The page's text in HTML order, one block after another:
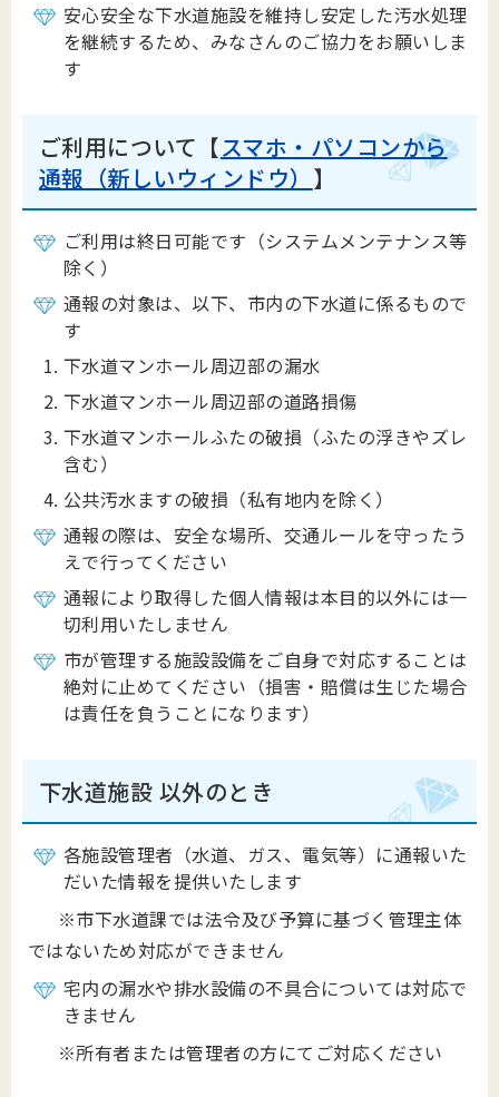
安心安全な下水道施設を維持し安定した汚水処理
を継続するため、みなさんのご協力をお願いしま
す
ご利用について【スマホ・パソコンから
通報（新しいウィンドウ） 】
ご利用は終日可能です（システムメンテナンス等
除く）
通報の対象は、以下、市内の下水道に係るもので
す
下水道マンホール周辺部の漏水
下水道マンホール周辺部の道路損傷
下水道マンホールふたの破損（ふたの浮きやズレ
含む）
公共汚水ますの破損（私有地内を除く）
通報の際は、安全な場所、交通ルールを守ったう
えで行ってください
通報により取得した個人情報は本目的以外には一
切利用いたしません
市が管理する施設設備をご自身で対応することは
絶対に止めてください（損害・賠償は生じた場合
は責任を負うことになります）
下水道施設 以外のとき
各施設管理者（水道、ガス、電気等）に通報いた
だいた情報を提供いたします
※市下水道課では法令及び予算に基づく管理主体
ではないため対応ができません
宅内の漏水や排水設備の不具合については対応で
きません
※所有者または管理者の方にてご対応ください